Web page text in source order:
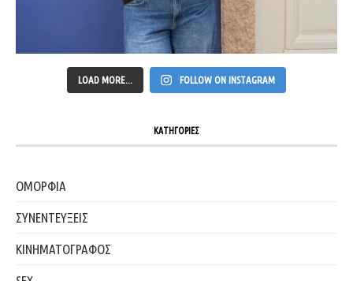
LOAD MORE... FOLLOW ON INSTAGRAM
ΚΑΤΗΓΟΡΙΕΣ
ΟΜΟΡΦΙΑ
ΣΥΝΕΝΤΕΥΞΕΙΣ
ΚΙΝΗΜΑΤΟΓΡΑΦΟΣ